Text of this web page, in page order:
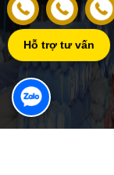
Hỗ trợ tư vấn